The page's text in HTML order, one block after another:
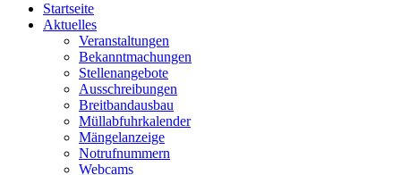
Startseite
Aktuelles
Veranstaltungen
Bekanntmachungen
Stellenangebote
Ausschreibungen
Breitbandausbau
Müllabfuhrkalender
Mängelanzeige
Notrufnummern
Webcams